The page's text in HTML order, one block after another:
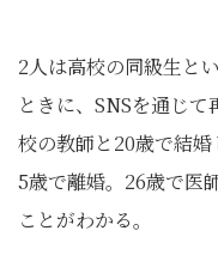
2人は高校の同級生と
ときに、SNSを通じ
校の教師と20歳で結
5歳で離婚。26歳で医
ことがわかる。